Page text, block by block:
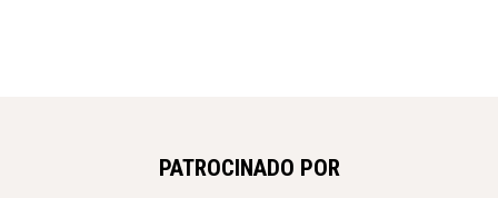
PATROCINADO POR